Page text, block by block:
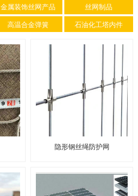
金属装饰丝网产品
丝网制品
高温合金弹簧 石油化工塔内件
隐形钢丝绳防护网